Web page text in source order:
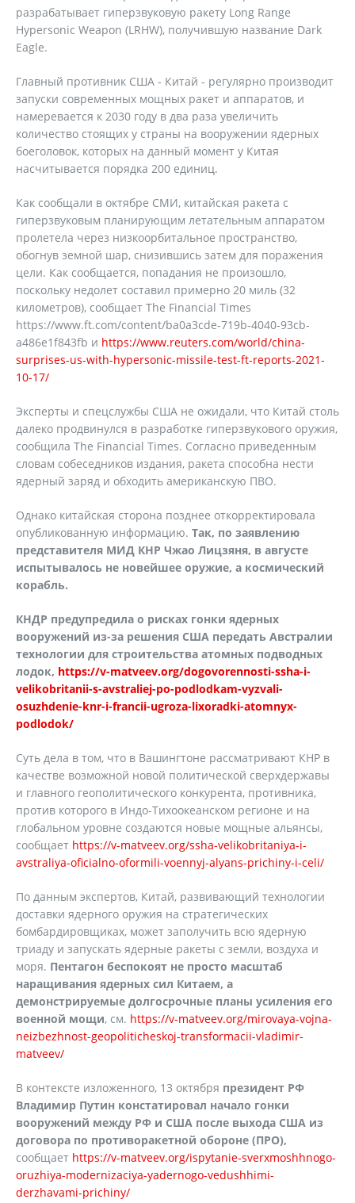
разрабатывает гиперзвуковую ракету Long Range
Hypersonic Weapon (LRHW), получившую название Dark
Eagle.
Главный противник США - Китай - регулярно производит
запуски современных мощных ракет и аппаратов, и
намеревается к 2030 году в два раза увеличить
количество стоящих у страны на вооружении ядерных
боеголовок, которых на данный момент у Китая
насчитывается порядка 200 единиц.
Как сообщали в октябре СМИ, китайская ракета с
гиперзвуковым планирующим летательным аппаратом
пролетела через низкоорбитальное пространство,
обогнув земной шар, снизившись затем для поражения
цели. Как сообщается, попадания не произошло,
поскольку недолет составил примерно 20 миль (32
километров), сообщает The Financial Times
https://www.ft.com/content/ba0a3cde-719b-4040-93cb-
a486e1f843fb и https://www.reuters.com/world/china-
surprises-us-with-hypersonic-missile-test-ft-reports-2021-
10-17/
Эксперты и спецслужбы США не ожидали, что Китай столь
далеко продвинулся в разработке гиперзвукового оружия,
сообщила The Financial Times. Согласно приведенным
словам собеседников издания, ракета способна нести
ядерный заряд и обходить американскую ПВО.
Однако китайская сторона позднее откорректировала
опубликованную информацию. Так, по заявлению
представителя МИД КНР Чжао Лицзяня, в августе
испытывалось не новейшее оружие, а космический
корабль.
КНДР предупредила о рисках гонки ядерных
вооружений из-за решения США передать Австралии
технологии для строительства атомных подводных
лодок, https://v-matveev.org/dogovorennosti-ssha-i-
velikobritanii-s-avstraliej-po-podlodkam-vyzvali-
osuzhdenie-knr-i-francii-ugroza-lixoradki-atomnyx-
podlodok/
Суть дела в том, что в Вашингтоне рассматривают КНР в
качестве возможной новой политической сверхдержавы
и главного геополитического конкурента, противника,
против которого в Индо-Тихоокеанском регионе и на
глобальном уровне создаются новые мощные альянсы,
сообщает https://v-matveev.org/ssha-velikobritaniya-i-
avstraliya-oficialno-oformili-voennyj-alyans-prichiny-i-celi/
По данным экспертов, Китай, развивающий технологии
доставки ядерного оружия на стратегических
бомбардировщиках, может заполучить всю ядерную
триаду и запускать ядерные ракеты с земли, воздуха и
моря. Пентагон беспокоят не просто масштаб
наращивания ядерных сил Китаем, а
демонстрируемые долгосрочные планы усиления его
военной мощи, см. https://v-matveev.org/mirovaya-vojna-
neizbezhnost-geopoliticheskoj-transformacii-vladimir-
matveev/
В контексте изложенного, 13 октября президент РФ
Владимир Путин констатировал начало гонки
вооружений между РФ и США после выхода США из
договора по противоракетной обороне (ПРО),
сообщает https://v-matveev.org/ispytanie-sverxmoshhnogo-
oruzhiya-modernizaciya-yadernogo-vedushhimi-
derzhavami-prichiny/